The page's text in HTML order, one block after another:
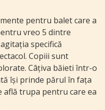
pentru balet care a
vreo 5 dintre
specifică
Copiii sunt
Câțiva băieti într-o
își prinde părul în fața
află trupa pentru care ea